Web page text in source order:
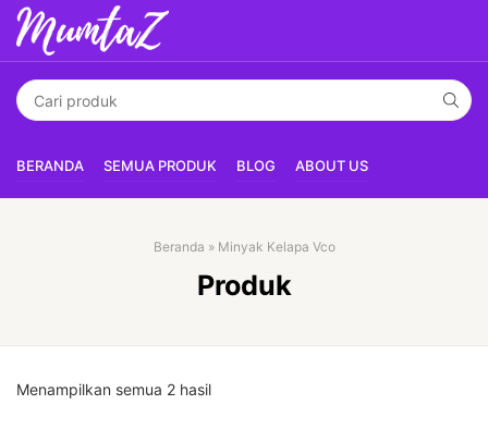
BERANDA SEMUA PRODUK BLOG ABOUT US
Beranda » Minyak Kelapa Vco
Produk
Menampilkan semua 2 hasil